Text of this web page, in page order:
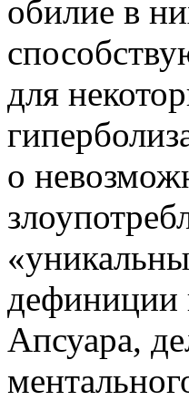
обилие в
для
о
дефиниции
Апсуара,